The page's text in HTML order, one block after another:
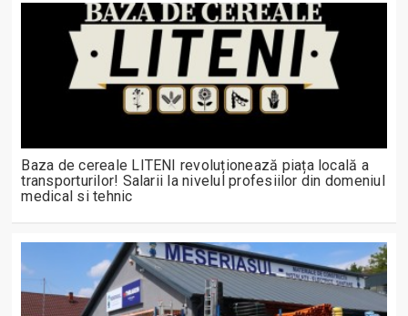
Baza de cereale LITENI revoluționează piața locală a
transporturilor! Salarii la nivelul profesiilor din domeniul
medical si tehnic